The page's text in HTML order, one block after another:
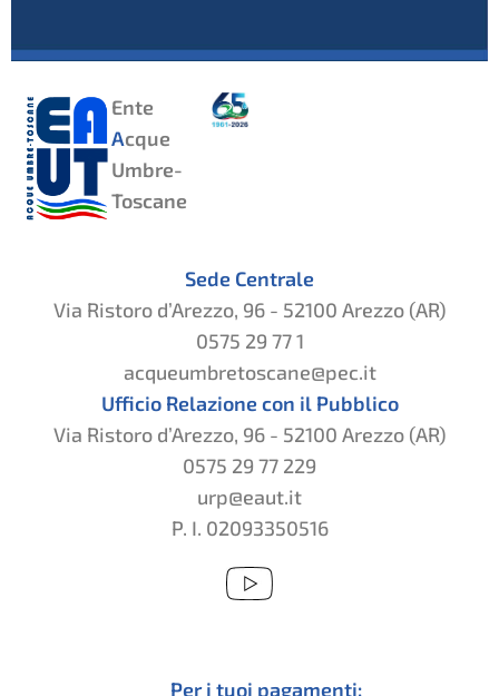
Ente
Acque
Umbre-
Toscane
Sede Centrale
Via Ristoro d’Arezzo, 96 - 52100 Arezzo (AR)
0575 29 77 1
acqueumbretoscane@pec.it
Ufficio Relazione con il Pubblico
Via Ristoro d’Arezzo, 96 - 52100 Arezzo (AR)
0575 29 77 229
urp@eaut.it
P. I. 02093350516
Per i tuoi pagamenti: